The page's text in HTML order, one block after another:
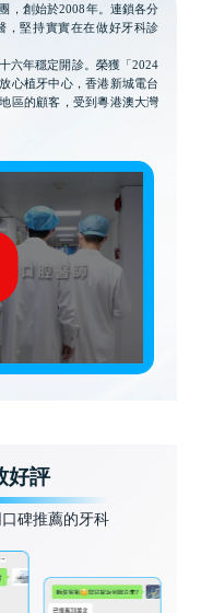
，創始於2008年。連鎖各分
，堅持實實在在做好牙科診
六年穩定開診。榮獲「2024
心植牙中心，香港新城電台
區的顧客，受到粵港澳大灣
好評
碑推薦的牙科